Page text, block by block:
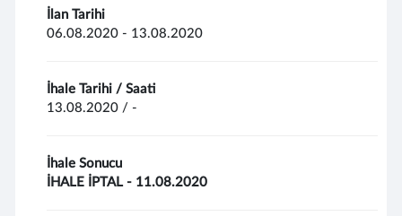
İlan Tarihi
06.08.2020 - 13.08.2020
İhale Tarihi / Saati
13.08.2020 / -
İhale Sonucu
İHALE İPTAL - 11.08.2020